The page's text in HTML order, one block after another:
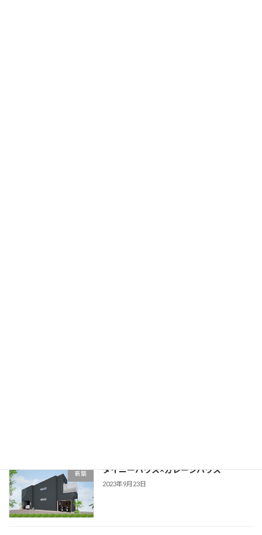
新築 タイニーハウス×ガレージハウス
2023年9月23日